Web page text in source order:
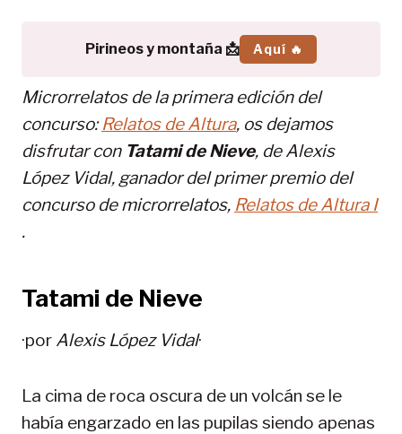
Pirineos y montaña 📩 Aquí 🔥
Microrrelatos de la primera edición del
concurso:Relatos de Altura, os dejamos
disfrutar con Tatami de Nieve, de Alexis
López Vidal, ganador del primer premio del
concurso de microrrelatos, Relatos de Altura I
.
Tatami de Nieve
·por Alexis López Vidal·
La cima de roca oscura de un volcán se le
había engarzado en las pupilas siendo apenas